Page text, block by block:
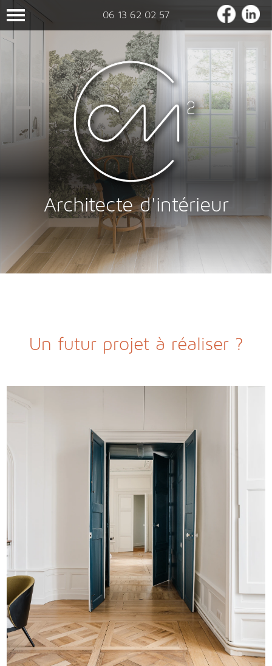
06 13 62 02 57
Architecte d'intérieur
Un futur projet à réaliser ?
Vous avez un projet de rénovation intérieure ?
Sollicitez l'expertise et l'avis professionnel de
Claire-Marie
Cousinard
architecte d'intérieur . Son regard vous permettra
d'
optimiser le potentiel de votre intérieuret de faire les
meilleurs choix.
EN SAVOIR PLUS